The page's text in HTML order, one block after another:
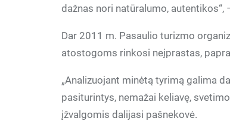
dažnas nori natūralumo, autentikos“,
Dar 2011 m. Pasaulio turizmo
atostogoms rinkosi neįprastas,
„Analizuojant minėtą tyrimą galima
pasiturintys, nemažai keliavę,
įžvalgomis dalijasi pašnekovė.